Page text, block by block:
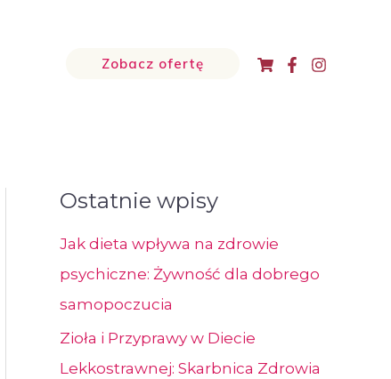
Zobacz ofertę
Ostatnie wpisy
Jak dieta wpływa na zdrowie
psychiczne: Żywność dla dobrego
samopoczucia
Zioła i Przyprawy w Diecie
Lekkostrawnej: Skarbnica Zdrowia